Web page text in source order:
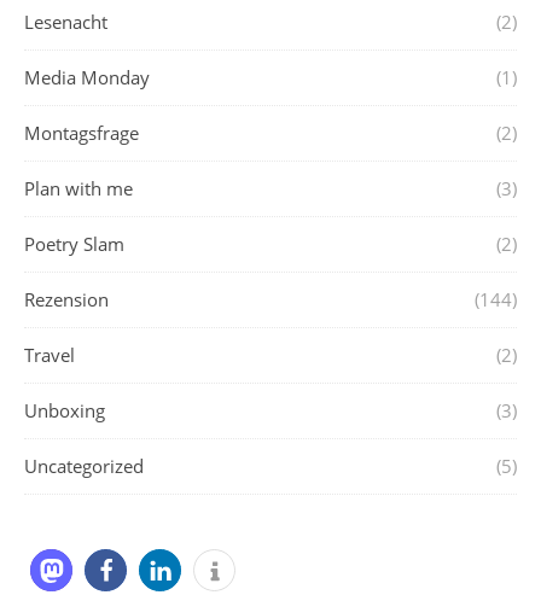
Lesenacht (2)
Media Monday (1)
Montagsfrage (2)
Plan with me (3)
Poetry Slam (2)
Rezension (144)
Travel (2)
Unboxing (3)
Uncategorized (5)